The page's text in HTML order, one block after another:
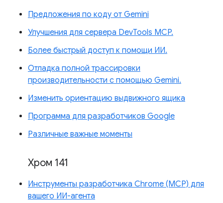
Предложения по коду от Gemini
Улучшения для сервера DevTools MCP.
Более быстрый доступ к помощи ИИ.
Отладка полной трассировки
производительности с помощью Gemini.
Изменить ориентацию выдвижного ящика
Программа для разработчиков Google
Различные важные моменты
Хром 141
Инструменты разработчика Chrome (MCP) для
вашего ИИ-агента